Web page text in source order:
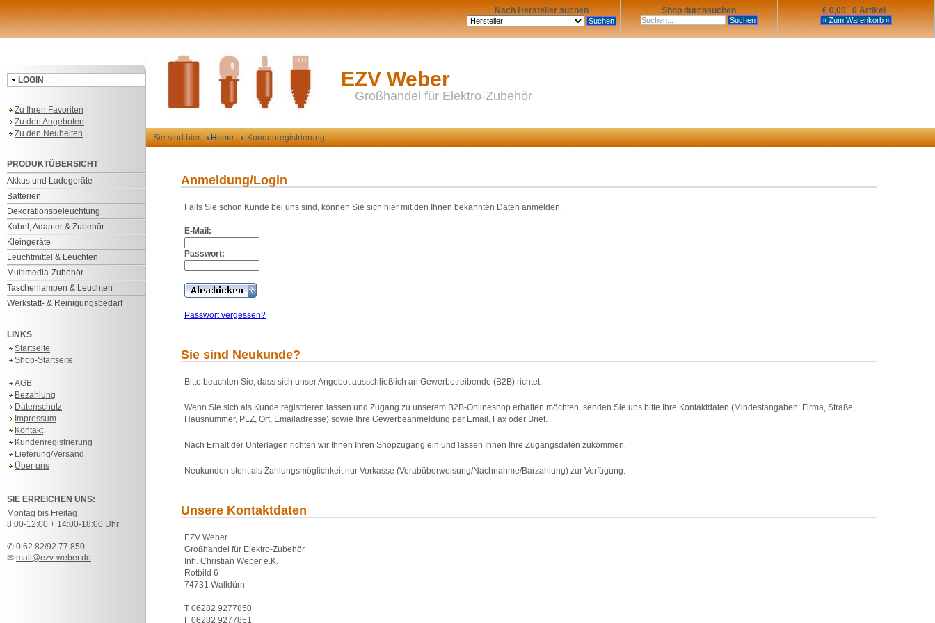
€ 0,00 0 Artikel
Shop durchsuchen
Nach Hersteller suchen
LOGIN
Zu Ihren Favoriten
Zu den Angeboten
Zu den Neuheiten
PRODUKTÜBERSICHT
Akkus und Ladegeräte
Batterien
Dekorationsbeleuchtung
Kabel, Adapter & Zubehör
Kleingeräte
Leuchtmittel & Leuchten
Multimedia-Zubehör
Taschenlampen & Leuchten
Werkstatt- & Reinigungsbedarf
LINKS
Startseite
Shop-Startseite
AGB
Bezahlung
Datenschutz
Impressum
Kontakt
Kundenregistrierung
Lieferung/Versand
Über uns
SIE ERREICHEN UNS:
Montag bis Freitag
8:00-12:00 + 14:00-18:00 Uhr
✆ 0 62 82/92 77 850
✉ mail@ezv-weber.de
EZV Weber
Großhandel für Elektro-Zubehör
Sie sind hier: Home Kundenregistrierung
Anmeldung/Login
Falls Sie schon Kunde bei uns sind, können Sie sich hier mit den Ihnen bekannten Daten anmelden.
E-Mail:
Passwort:
Passwort vergessen?
Sie sind Neukunde?
Bitte beachten Sie, dass sich unser Angebot ausschließlich an Gewerbetreibende (B2B) richtet.
Wenn Sie sich als Kunde registrieren lassen und Zugang zu unserem B2B-Onlineshop erhalten möchten, senden Sie uns bitte Ihre Kontaktdaten (Mindestangaben: Firma, Straße,
Hausnummer, PLZ, Ort, Emailadresse) sowie Ihre Gewerbeanmeldung per Email, Fax oder Brief.
Nach Erhalt der Unterlagen richten wir Ihnen Ihren Shopzugang ein und lassen Ihnen Ihre Zugangsdaten zukommen.
Neukunden steht als Zahlungsmöglichkeit nur Vorkasse (Vorabüberweisung/Nachnahme/Barzahlung) zur Verfügung.
Unsere Kontaktdaten
EZV Weber
Großhandel für Elektro-Zubehör
Inh. Christian Weber e.K.
Rotbild 6
74731 Walldürn
T 06282 9277850
F 06282 9277851